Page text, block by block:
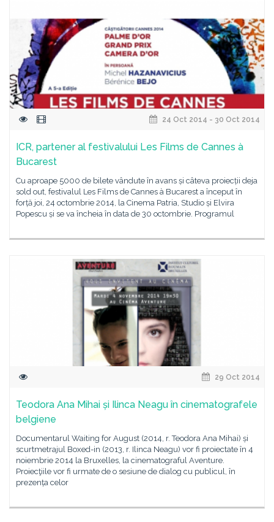
24 Oct 2014 - 30 Oct 2014
ICR, partener al festivalului Les Films de Cannes à
Bucarest
Cu aproape 5000 de bilete vândute în avans și câteva proiecții deja
sold out, festivalul Les Films de Cannes à Bucarest a început în
forță joi, 24 octombrie 2014, la Cinema Patria, Studio și Elvira
Popescu și se va încheia în data de 30 octombrie. Programul
29 Oct 2014
Teodora Ana Mihai și Ilinca Neagu în cinematografele
belgiene
Documentarul Waiting for August (2014, r. Teodora Ana Mihai) și
scurtmetrajul Boxed-in (2013, r. Ilinca Neagu) vor fi proiectate în 4
noiembrie 2014 la Bruxelles, la cinematograful Aventure.
Proiecţiile vor fi urmate de o sesiune de dialog cu publicul, în
prezența celor